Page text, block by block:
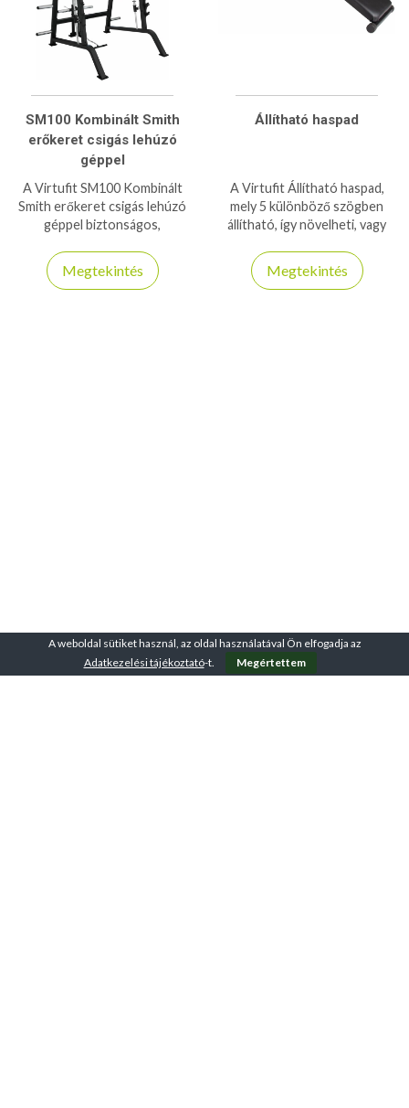
SM100 Kombinált Smith
erőkeret csigás lehúzó
géppel
A Virtufit SM100 Kombinált
Smith erőkeret csigás lehúzó
géppel biztonságos,
edzést kínál a Smith
rendszernek köszönhetően.
Megtekintés
Állítható haspad
A Virtufit Állítható haspad,
mely 5 különböző szögben
állítható, így növelheti, vagy
Megtekintés
A weboldal sütiket használ, az oldal használatával Ön elfogadja az
Adatkezelési tájékoztató-t. Megértettem